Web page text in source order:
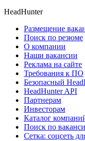
HeadHunter
Размещение
Поиск по резюме
О компании
Наши вакансии
Реклама на сайте
Требования к ПО
Безопасный
HeadHunter API
Партнерам
Инвесторам
Каталог
Поиск по
Сетка: соцсеть